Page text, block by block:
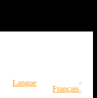
Langue
Français